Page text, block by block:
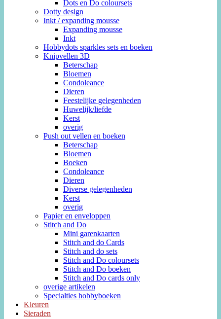
Dots en Do coloursets
Dotty design
Inkt / expanding mousse
Expanding mousse
Inkt
Hobbydots sparkles sets en boeken
Knipvellen 3D
Beterschap
Bloemen
Condoleance
Dieren
Feestelijke gelegenheden
Huwelijk/liefde
Kerst
overig
Push out vellen en boeken
Beterschap
Bloemen
Boeken
Condoleance
Dieren
Diverse gelegenheden
Kerst
overig
Papier en enveloppen
Stitch and Do
Mini garenkaarten
Stitch and do Cards
Stitch and do sets
Stitch and Do coloursets
Stitch and Do boeken
Stitch and Do cards only
overige artikelen
Specialties hobbyboeken
Kleuren
Sieraden